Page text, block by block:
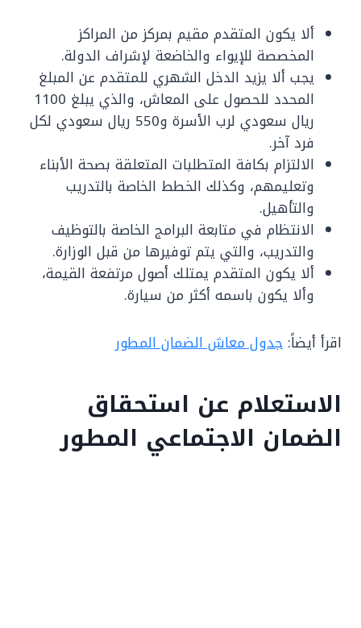
ألا يكون المتقدم مقيم بمركز من المراكز
المخصصة للإيواء والخاضعة لإشراف الدولة.
يجب ألا يزيد الدخل الشهري للمتقدم عن المبلغ
المحدد للحصول على المعاش، والذي يبلغ 1100
ريال سعودي لرب الأسرة و550 ريال سعودي لكل
فرد آخر.
الالتزام بكافة المتطلبات المتعلقة بصحة الأبناء
وتعليمهم، وكذلك الخطط الخاصة بالتدريب
والتأهيل.
الانتظام في متابعة البرامج الخاصة بالتوظيف
والتدريب، والتي يتم توفيرها من قبل الوزارة.
ألا يكون المتقدم يمتلك أصول مرتفعة القيمة،
وألا يكون باسمه أكثر من سيارة.
اقرأ أيضاً: جدول معاش الضمان المطور
الاستعلام عن استحقاق
الضمان الاجتماعي المطور